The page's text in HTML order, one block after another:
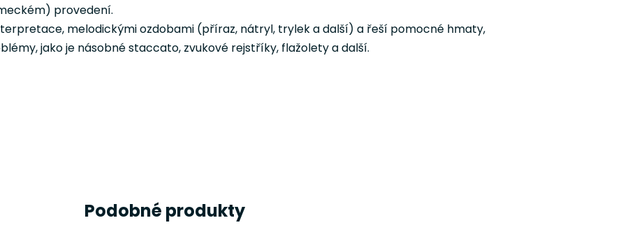
provedení.
melodickými ozdobami (příraz, nátryl, trylek a další) a řeší pomocné hmaty,
jako je násobné staccato, zvukové rejstříky, flažolety a další.
Podobné produkty